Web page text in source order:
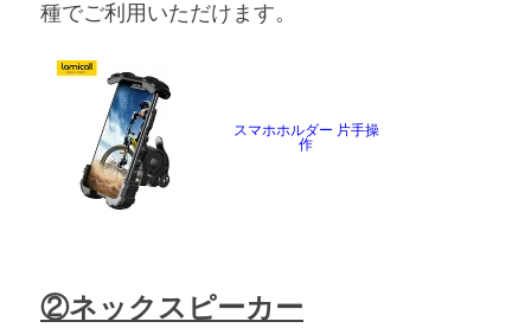
種でご利用いただけます。
スマホホルダー 片手操
作
②ネックスピーカー